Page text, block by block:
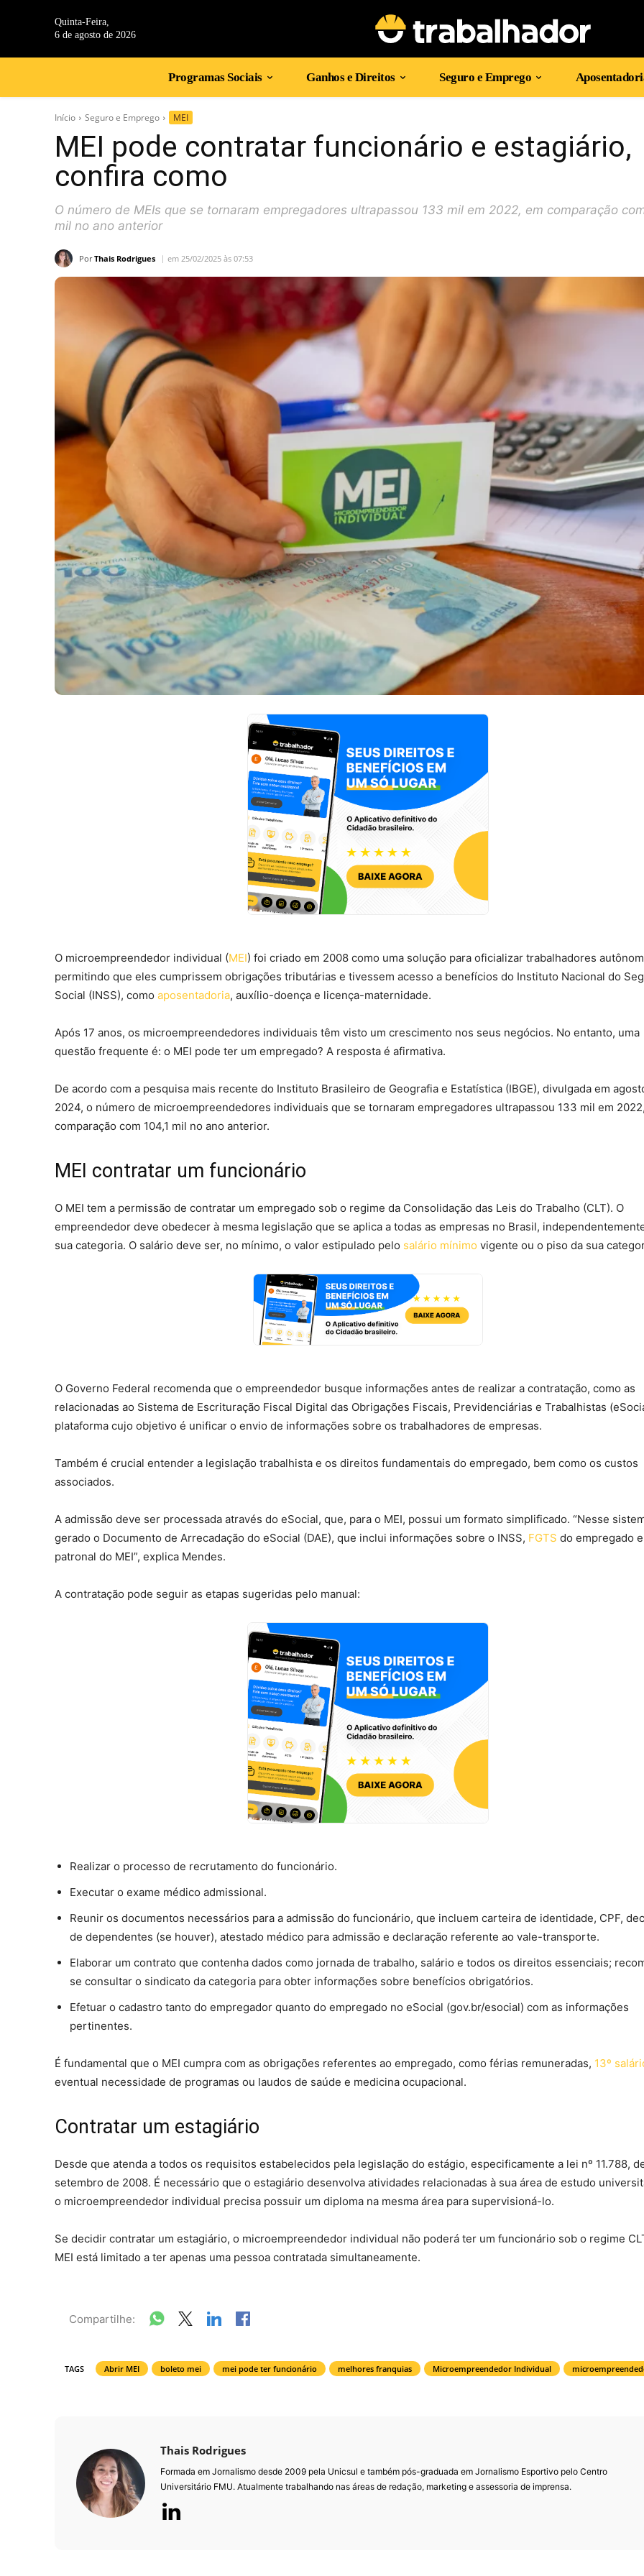
Quinta-Feira,
6 de agosto de 2026
Programas Sociais Ganhos e Direitos Seguro e Emprego
Início Seguro e Emprego MEI
MEI pode contratar funcionário e estagiário,
confira como
O número de MEIs que se tornaram empregadores ultrapassou 133 mil em 2022, em comparação
mil no ano anterior
Por Thais Rodrigues em 25/02/2025 às 07:53
O microempreendedor individual (MEI) foi criado em 2008 como uma solução para oficializar trabalhadores
permitindo que eles cumprissem obrigações tributárias e tivessem acesso a benefícios do Instituto Nacional do
Social (INSS), como aposentadoria, auxílio-doença e licença-maternidade.
Após 17 anos, os microempreendedores individuais têm visto um crescimento nos seus negócios. No entanto, uma
questão frequente é: o MEI pode ter um empregado? A resposta é afirmativa.
De acordo com a pesquisa mais recente do Instituto Brasileiro de Geografia e Estatística (IBGE), divulgada em
2024, o número de microempreendedores individuais que se tornaram empregadores ultrapassou 133 mil em
comparação com 104,1 mil no ano anterior.
MEI contratar um funcionário
O MEI tem a permissão de contratar um empregado sob o regime da Consolidação das Leis do Trabalho (CLT). O
empreendedor deve obedecer à mesma legislação que se aplica a todas as empresas no Brasil,
sua categoria. O salário deve ser, no mínimo, o valor estipulado pelo salário mínimo vigente ou o piso da sua
O Governo Federal recomenda que o empreendedor busque informações antes de realizar a contratação, como as
relacionadas ao Sistema de Escrituração Fiscal Digital das Obrigações Fiscais, Previdenciárias e Trabalhistas
plataforma cujo objetivo é unificar o envio de informações sobre os trabalhadores de empresas.
Também é crucial entender a legislação trabalhista e os direitos fundamentais do empregado, bem como os custos
associados.
A admissão deve ser processada através do eSocial, que, para o MEI, possui um formato simplificado. “Nesse
gerado o Documento de Arrecadação do eSocial (DAE), que inclui informações sobre o INSS, FGTS do empregado
patronal do MEI”, explica Mendes.
A contratação pode seguir as etapas sugeridas pelo manual:
Realizar o processo de recrutamento do funcionário.
Executar o exame médico admissional.
Reunir os documentos necessários para a admissão do funcionário, que incluem carteira de identidade, CPF,
de dependentes (se houver), atestado médico para admissão e declaração referente ao vale-transporte.
Elaborar um contrato que contenha dados como jornada de trabalho, salário e todos os direitos essenciais;
se consultar o sindicato da categoria para obter informações sobre benefícios obrigatórios.
Efetuar o cadastro tanto do empregador quanto do empregado no eSocial (gov.br/esocial) com as informações
pertinentes.
É fundamental que o MEI cumpra com as obrigações referentes ao empregado, como férias remuneradas, 13º
eventual necessidade de programas ou laudos de saúde e medicina ocupacional.
Contratar um estagiário
Desde que atenda a todos os requisitos estabelecidos pela legislação do estágio, especificamente a lei nº 11.788,
setembro de 2008. É necessário que o estagiário desenvolva atividades relacionadas à sua área de estudo
o microempreendedor individual precisa possuir um diploma na mesma área para supervisioná-lo.
Se decidir contratar um estagiário, o microempreendedor individual não poderá ter um funcionário sob o regime
MEI está limitado a ter apenas uma pessoa contratada simultaneamente.
Compartilhe:
TAGS Abrir MEI boleto mei mei pode ter funcionário melhores franquias Microempreendedor Individual
Thais Rodrigues
Formada em Jornalismo desde 2009 pela Unicsul e também pós-graduada em Jornalismo Esportivo pelo Centro
Universitário FMU. Atualmente trabalhando nas áreas de redação, marketing e assessoria de imprensa.